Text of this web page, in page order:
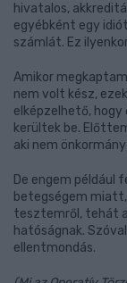
hivatalos,
egyébként egy
számlát. Ez
Amikor
nem volt kész,
elképzelhető,
kerültek be.
aki nem
De engem
betegségem
tesztemről, tehát a
hatóságnak.
ellentmondás.